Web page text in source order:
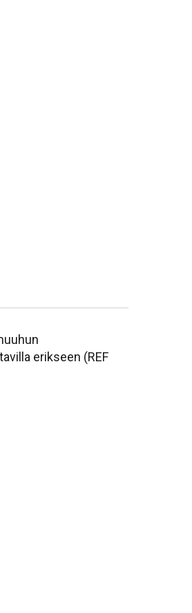
erikseen (REF